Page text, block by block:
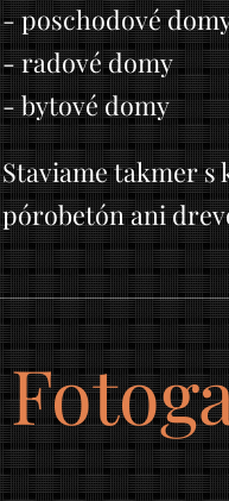
- poschodové
- radové domy
- bytové domy
Staviame takmer s
pórobetón ani